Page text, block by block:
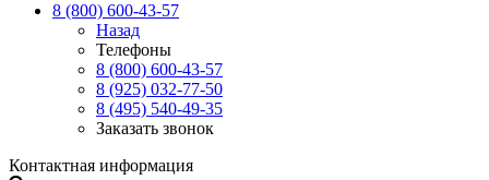
8 (800) 600-43-57
Назад
Телефоны
8 (800) 600-43-57
8 (925) 032-77-50
8 (495) 540-49-35
Заказать звонок
Контактная информация